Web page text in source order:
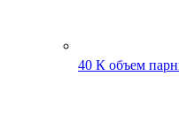
40 К объем